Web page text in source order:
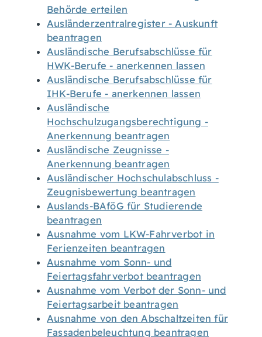
Behörde erteilen
Ausländerzentralregister - Auskunft
beantragen
Ausländische Berufsabschlüsse für
HWK-Berufe - anerkennen lassen
Ausländische Berufsabschlüsse für
IHK-Berufe - anerkennen lassen
Ausländische
Hochschulzugangsberechtigung -
Anerkennung beantragen
Ausländische Zeugnisse -
Anerkennung beantragen
Ausländischer Hochschulabschluss -
Zeugnisbewertung beantragen
Auslands-BAföG für Studierende
beantragen
Ausnahme vom LKW-Fahrverbot in
Ferienzeiten beantragen
Ausnahme vom Sonn- und
Feiertagsfahrverbot beantragen
Ausnahme vom Verbot der Sonn- und
Feiertagsarbeit beantragen
Ausnahme von den Abschaltzeiten für
Fassadenbeleuchtung beantragen